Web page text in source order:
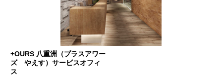
+OURS 八重洲（プラスアワー
ズ やえす）サービスオフィ
ス